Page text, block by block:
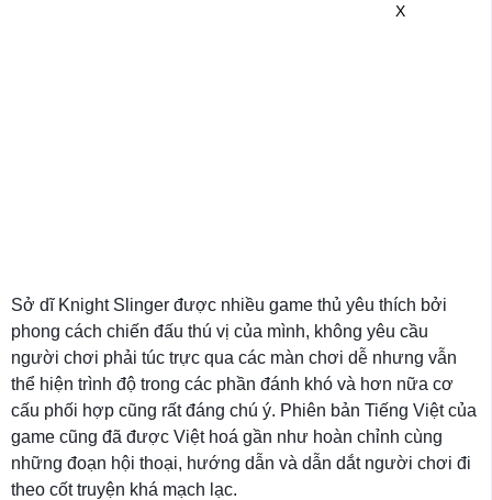
X
Sở dĩ Knight Slinger được nhiều game thủ yêu thích bởi
phong cách chiến đấu thú vị của mình, không yêu cầu
người chơi phải túc trực qua các màn chơi dễ nhưng vẫn
thể hiện trình độ trong các phần đánh khó và hơn nữa cơ
cấu phối hợp cũng rất đáng chú ý. Phiên bản Tiếng Việt của
game cũng đã được Việt hoá gần như hoàn chỉnh cùng
những đoạn hội thoại, hướng dẫn và dẫn dắt người chơi đi
theo cốt truyện khá mạch lạc.